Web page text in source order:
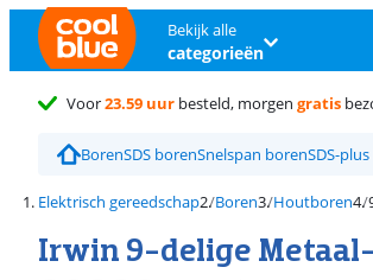
Bekijk alle
categorieën
Voor23.59 uur besteld, morgen gratis
BorenSDS borenSnelspan borenSDS-
Elektrisch gereedschap Boren Houtboren
Irwin 9-delige